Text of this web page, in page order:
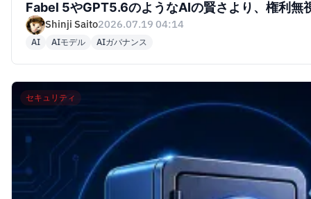
Fabel 5やGPT5.6のようなAIの賢さより、権利無
Shinji Saito2026.07.19 04:14
AI AIモデル AIガバナンス
セキュリティ